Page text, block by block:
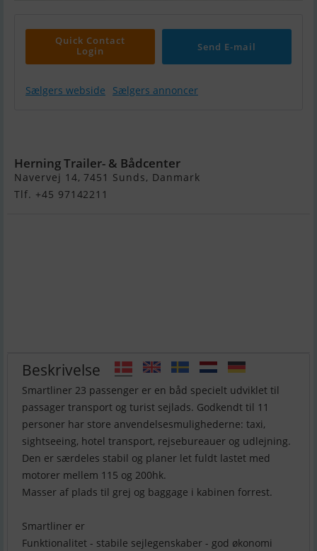
Quick Contact
Login
Send E-mail
Sælgers webside Sælgers annoncer
Herning Trailer- & Bådcenter
Navervej 14, 7451 Sunds, Danmark
Tlf. +45 97142211
Beskrivelse
Smartliner 23 passenger er en båd specielt udviklet til
passager transport og turist sejlads. Godkendt til 11
personer har store anvendelsesmulighederne: taxi,
sightseeing, hotel transport, rejsebureauer og udlejning.
Den er særdeles stabil og planer let fuldt lastet med
motorer mellem 115 og 200hk.
Masser af plads til grej og baggage i kabinen forrest.
Smartliner er
Funktionalitet - stabile sejlegenskaber - god økonomi